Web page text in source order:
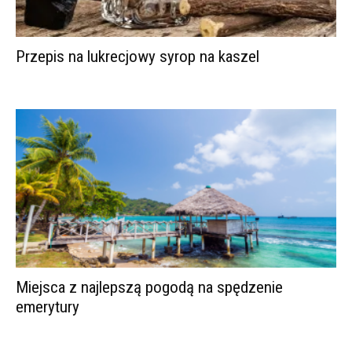
Przepis na lukrecjowy syrop na kaszel
Miejsca z najlepszą pogodą na spędzenie
emerytury